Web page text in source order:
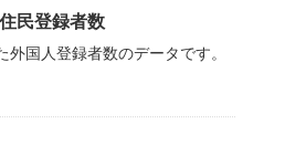
民登録者数
国人登録者数のデータです。